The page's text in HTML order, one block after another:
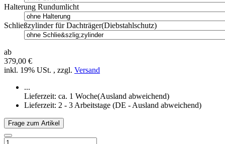
Halterung Rundumlicht
Schließzylinder für Dachträger(Diebstahlschutz)
ab
379,00 €
inkl. 19% USt. , zzgl. Versand
...
Lieferzeit: ca. 1 Woche(Ausland abweichend)
Lieferzeit: 2 - 3 Arbeitstage (DE - Ausland abweichend)
Frage zum Artikel